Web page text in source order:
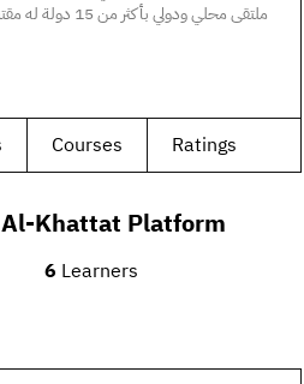
ملتقى محلي ودولي بأكثر من 15 دولة له مقتنيات بأكثر من دولة عربية وأجنبية
Courses Ratings
Khattat Platform
6 Learners